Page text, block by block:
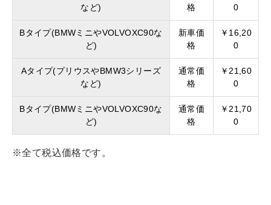
など)
格
0
Bタイプ(BMWミニやVOLVOXC90な
ど)
新車価
格
￥16,20
0
Aタイプ(プリウスやBMW3シリーズ
など)
通常価
格
￥21,60
0
Bタイプ(BMWミニやVOLVOXC90な
ど)
通常価
格
￥21,70
0
※全て税込価格です。